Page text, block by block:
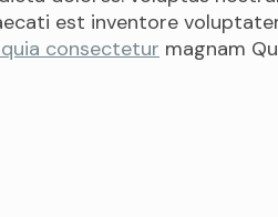
est inventore
consectetur magnam